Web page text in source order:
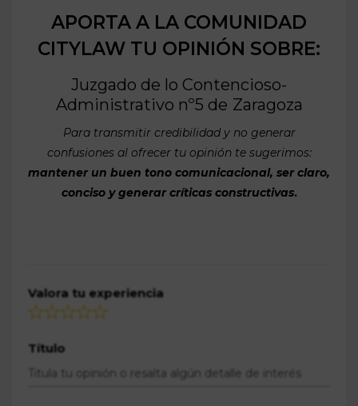
APORTA A LA COMUNIDAD
CITYLAW TU OPINIÓN SOBRE:
Juzgado de lo Contencioso-
Administrativo nº5 de Zaragoza
Para transmitir credibilidad y no generar
confusiones al ofrecer tu opinión te sugerimos:
mantener un buen tono comunicacional, ser claro,
conciso y generar críticas constructivas.
Valora tu experiencia
Título